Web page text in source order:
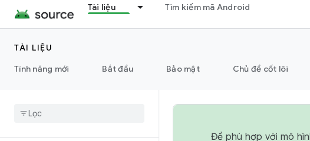
Tài liệu Tìm kiếm mã Android
TÀI LIỆU
Tính năng mới
Bắt đầu Bảo mật Chủ đề cốt lõi
Để phù hợp với mô